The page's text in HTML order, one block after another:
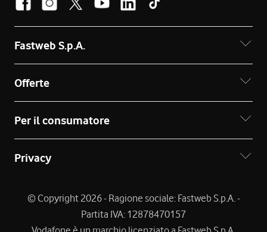
Fastweb S.p.A.
Offerte
Per il consumatore
Privacy
© Copyright 2026 - Ragione sociale: Fastweb S.p.A. -
Partita IVA: 12878470157